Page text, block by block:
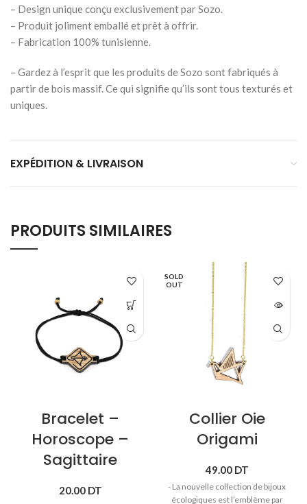
– Design unique conçu exclusivement par Sozo.
– Produit joliment emballé et prêt à offrir.
– Fabrication 100% tunisienne.
– Gardez à l’esprit que les produits de Sozo sont fabriqués à
partir de bois massif. Ce qui signifie qu’ils sont tous texturés et
uniques.
EXPÉDITION & LIVRAISON
PRODUITS SIMILAIRES
Bracelet –
Horoscope –
Sagittaire
20.00 DT
SOLD
OUT
Collier Oie
Origami
49.00 DT
- La nouvelle collection de bijoux
écologiques est l’emblème par